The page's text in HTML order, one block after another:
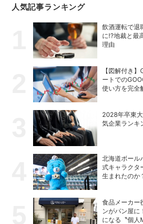
人気記事ランキング
飲酒運転で退
に!?地裁と最
理由
【図解付き
ートでの
使い方を完全
2028年卒東
気企業ランキ
北海道ボール
式キャラクタ
生まれたのか
食品メーカー
ンがパン屋に
になる〝個人